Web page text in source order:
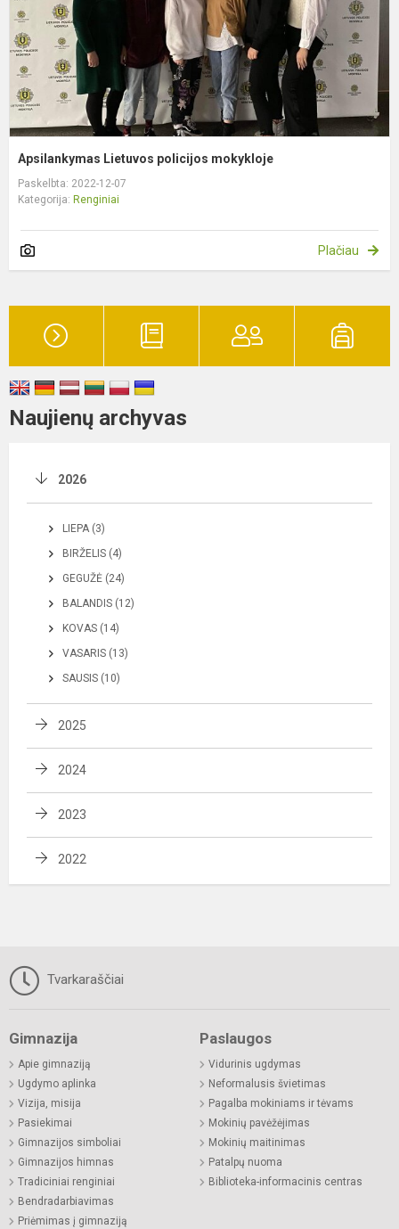
Apsilankymas Lietuvos policijos mokykloje
Paskelbta: 2022-12-07
Kategorija: Renginiai
Plačiau
Naujienų archyvas
2026
LIEPA (3)
BIRŽELIS (4)
GEGUŽĖ (24)
BALANDIS (12)
KOVAS (14)
VASARIS (13)
SAUSIS (10)
2025
2024
2023
2022
Tvarkaraščiai
Gimnazija
Apie gimnaziją
Ugdymo aplinka
Vizija, misija
Pasiekimai
Gimnazijos simboliai
Gimnazijos himnas
Tradiciniai renginiai
Bendradarbiavimas
Priėmimas į gimnaziją
Paslaugos
Vidurinis ugdymas
Neformalusis švietimas
Pagalba mokiniams ir tėvams
Mokinių pavėžėjimas
Mokinių maitinimas
Patalpų nuoma
Biblioteka-informacinis centras